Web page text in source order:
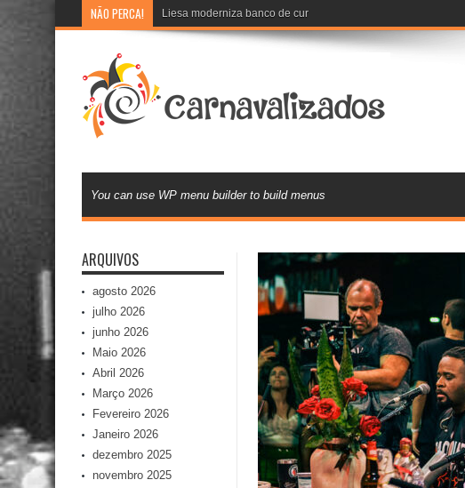
NÃO PERCA! Liesa moderniza banco de currículos e inova na seleção de
You can use WP menu builder to build menus
ARQUIVOS
agosto 2026
julho 2026
junho 2026
Maio 2026
Abril 2026
Março 2026
Fevereiro 2026
Janeiro 2026
dezembro 2025
novembro 2025